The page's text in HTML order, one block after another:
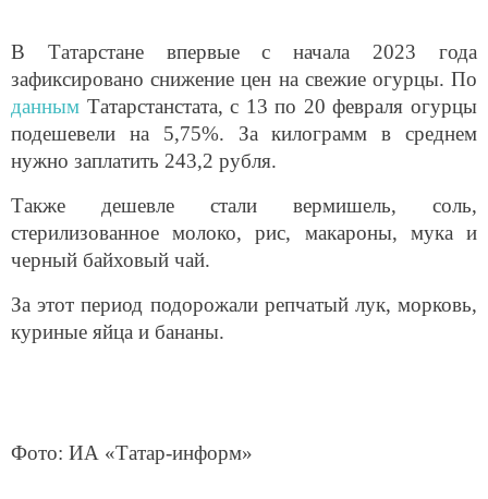
В Татарстане впервые с начала 2023 года
зафиксировано снижение цен на свежие огурцы. По
данным Татарстанстата, с 13 по 20 февраля огурцы
подешевели на 5,75%. За килограмм в среднем
нужно заплатить 243,2 рубля.
Также дешевле стали вермишель, соль,
стерилизованное молоко, рис, макароны, мука и
черный байховый чай.
За этот период подорожали репчатый лук, морковь,
куриные яйца и бананы.
Фото: ИА «Татар-информ»